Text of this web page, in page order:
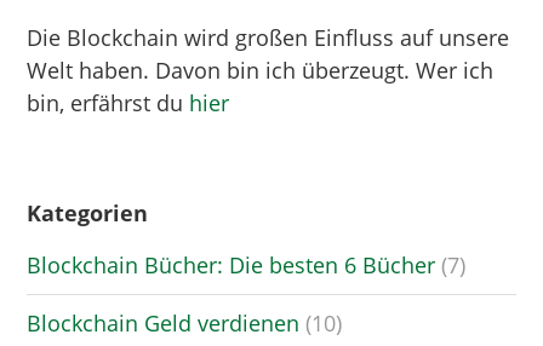
Die Blockchain wird großen Einfluss auf unsere
Welt haben. Davon bin ich überzeugt. Wer ich
bin, erfährst du hier
Kategorien
Blockchain Bücher: Die besten 6 Bücher (7)
Blockchain Geld verdienen (10)